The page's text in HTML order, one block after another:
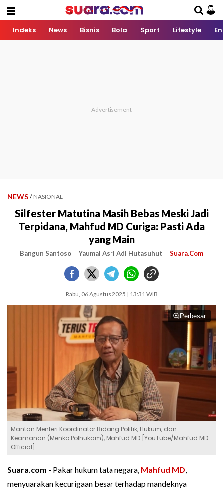
Indeks News Bisnis Bola Sport Lifestyle
NEWS / NASIONAL
Silfester Matutina Masih Bebas Meski Jadi
Terpidana, Mahfud MD Curiga: Pasti Ada
yang Main
Bangun Santoso Yaumal Asri Adi Hutasuhut Suara.Com
Rabu, 06 Agustus 2025 | 13:31 WIB
Perbesar
Mantan Menteri Koordinator Bidang Politik, Hukum, dan
Keamanan (Menko Polhukam), Mahfud MD [YouTube/Mahfud MD
Official]
Suara.com - Pakar hukum tata negara, Mahfud MD,
menyuarakan kecurigaan besar terhadap mandeknya